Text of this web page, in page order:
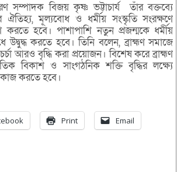
সম্পাদক বিজয় কৃষ্ণ ভট্টাচার্য তাঁর বক্তব্যে
ঐতিহ্য, মূল্যবোধ ও ধর্মীয় সংস্কৃতি সংরক্ষণে
করতে হবে। পাশাপাশি নতুন প্রজন্মকে ধর্মীয়
উদ্বুদ্ধ করতে হবে। তিনি বলেন, ব্রাহ্মণ সমাজে
আরও বৃদ্ধি করা প্রয়োজন। বিশেষ করে ব্রাহ্মণ
বিকাশ ও সাংগঠনিক শক্তি বৃদ্ধির লক্ষ্যে
করতে হবে।
Print Email